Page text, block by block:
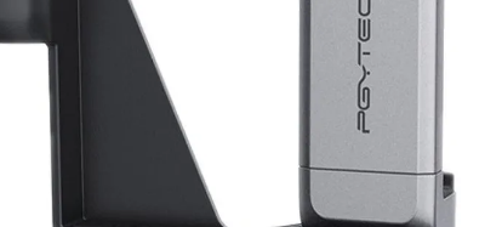
sony fx
card memorie
dji mic mini
dji osmo